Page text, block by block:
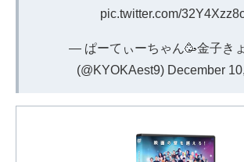
pic.twitter.com/
— ぱーてぃーちゃん🥳金子き
(@KYOKAest9) December